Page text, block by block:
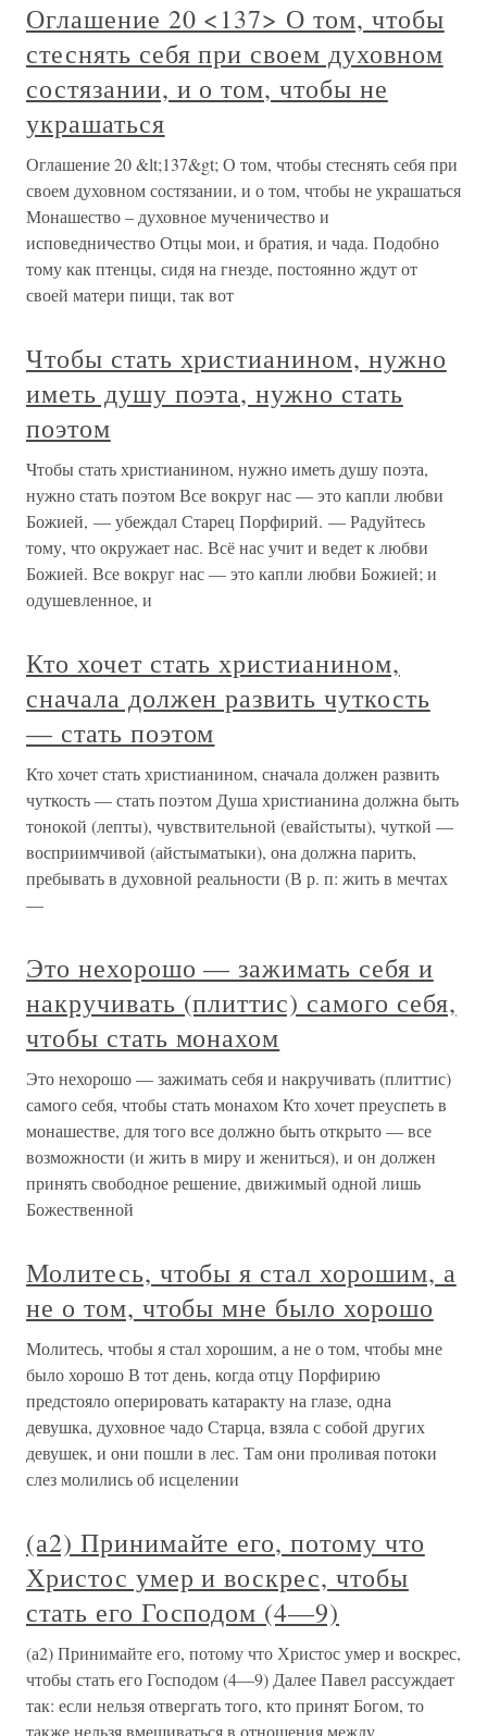
Оглашение 20 <137> О том, чтобы
стеснять себя при своем духовном
состязании, и о том, чтобы не
украшаться
Оглашение 20 &lt;137&gt; О том, чтобы стеснять себя при
своем духовном состязании, и о том, чтобы не украшаться
Монашество – духовное мученичество и
исповедничество Отцы мои, и братия, и чада. Подобно
тому как птенцы, сидя на гнезде, постоянно ждут от
своей матери пищи, так вот
Чтобы стать христианином, нужно
иметь душу поэта, нужно стать
поэтом
Чтобы стать христианином, нужно иметь душу поэта,
нужно стать поэтом Все вокруг нас — это капли любви
Божией, — убеждал Старец Порфирий. — Радуйтесь
тому, что окружает нас. Всё нас учит и ведет к любви
Божией. Все вокруг нас — это капли любви Божией; и
одушевленное, и
Кто хочет стать христианином,
сначала должен развить чуткость
— стать поэтом
Кто хочет стать христианином, сначала должен развить
чуткость — стать поэтом Душа христианина должна быть
тонокой (лепты), чувствительной (евайстыты), чуткой —
восприимчивой (айстыматыки), она должна парить,
пребывать в духовной реальности (В р. п: жить в мечтах
—
Это нехорошо — зажимать себя и
накручивать (плиттис) самого себя,
чтобы стать монахом
Это нехорошо — зажимать себя и накручивать (плиттис)
самого себя, чтобы стать монахом Кто хочет преуспеть в
монашестве, для того все должно быть открыто — все
возможности (и жить в миру и жениться), и он должен
принять свободное решение, движимый одной лишь
Божественной
Молитесь, чтобы я стал хорошим, а
не о том, чтобы мне было хорошо
Молитесь, чтобы я стал хорошим, а не о том, чтобы мне
было хорошо В тот день, когда отцу Порфирию
предстояло оперировать катаракту на глазе, одна
девушка, духовное чадо Старца, взяла с собой других
девушек, и они пошли в лес. Там они проливая потоки
слез молились об исцелении
(а2) Принимайте его, потому что
Христос умер и воскрес, чтобы
стать его Господом (4—9)
(а2) Принимайте его, потому что Христос умер и воскрес,
чтобы стать его Господом (4—9) Далее Павел рассуждает
так: если нельзя отвергать того, кто принят Богом, то
также нельзя вмешиваться в отношения между